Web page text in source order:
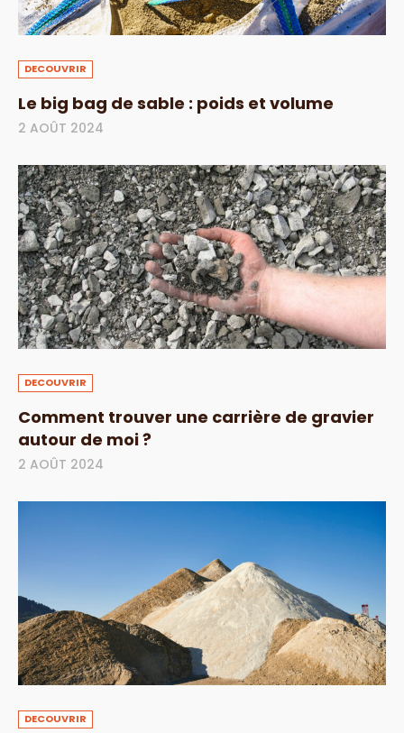
DECOUVRIR
Le big bag de sable : poids et volume
2 AOÛT 2024
DECOUVRIR
Comment trouver une carrière de gravier
autour de moi ?
2 AOÛT 2024
DECOUVRIR